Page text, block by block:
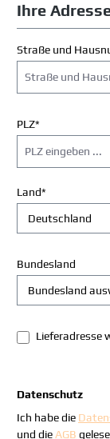
Ihre
Straße und
PLZ*
Land*
Bundesland
Lieferadresse
Datenschutz
Ich habe die
und die AGB